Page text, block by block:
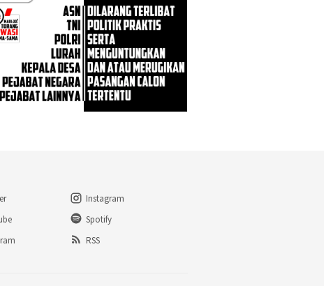
Instagram
Spotify
RSS